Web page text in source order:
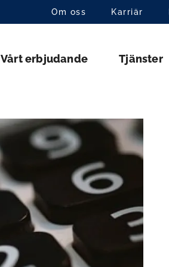
Om oss Karriär
Vårt erbjudande Tjänster